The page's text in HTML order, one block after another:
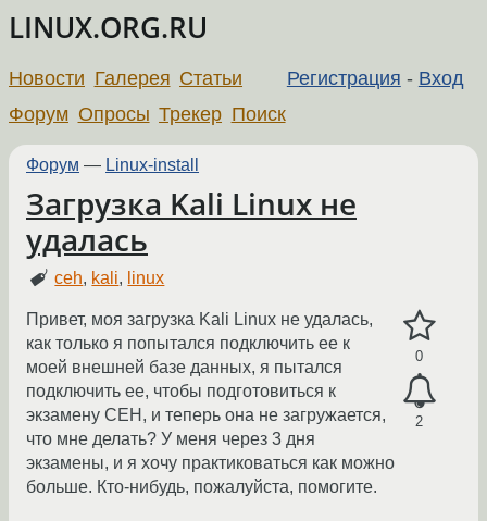
LINUX.ORG.RU
Регистрация - Вход
Новости Галерея Статьи
Форум Опросы Трекер Поиск
Форум — Linux-install
Загрузка Kali Linux не
удалась
ceh, kali, linux
0
2
Привет, моя загрузка Kali Linux не удалась,
как только я попытался подключить ее к
моей внешней базе данных, я пытался
подключить ее, чтобы подготовиться к
экзамену CEH, и теперь она не загружается,
что мне делать? У меня через 3 дня
экзамены, и я хочу практиковаться как можно
больше. Кто-нибудь, пожалуйста, помогите.